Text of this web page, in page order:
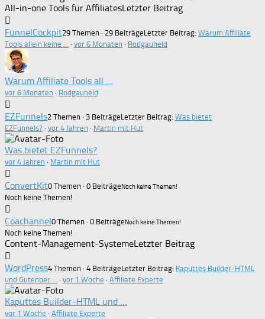
All-in-one Tools für AffiliatesLetzter Beitrag
FunnelCockpit29 Themen · 29 BeiträgeLetzter Beitrag: Warum Affiliate
Tools allein keine …
· vor 6 Monaten · Rodgauheld
Warum Affiliate Tools all …
vor 6 Monaten · Rodgauheld
EZFunnels2 Themen · 3 BeiträgeLetzter Beitrag: Was bietet
EZFunnels? · vor 4 Jahren · Martin mit Hut
Was bietet EZFunnels?
vor 4 Jahren · Martin mit Hut
ConvertKit0 Themen · 0 BeiträgeNoch keine Themen!
Noch keine Themen!
Coachannel0 Themen · 0 BeiträgeNoch keine Themen!
Noch keine Themen!
Content-Management-SystemeLetzter Beitrag
WordPress4 Themen · 4 BeiträgeLetzter Beitrag: Kaputtes Builder-HTML
und Gutenber …
· vor 1 Woche · Affiliate Experte
Kaputtes Builder-HTML und …
vor 1 Woche · Affiliate Experte